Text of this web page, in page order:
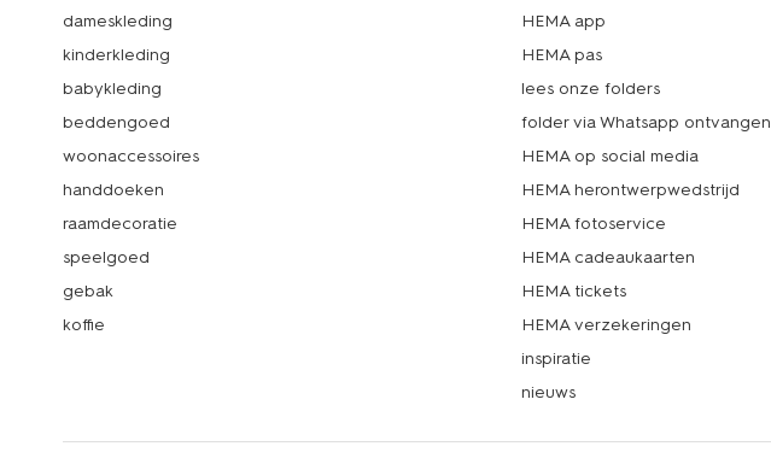
dameskleding
kinderkleding
babykleding
beddengoed
woonaccessoires
handdoeken
raamdecoratie
speelgoed
gebak
koffie
HEMA app
HEMA pas
lees onze folders
folder via Whatsapp ontvangen
HEMA op social media
HEMA herontwerpwedstrijd
HEMA fotoservice
HEMA cadeaukaarten
HEMA tickets
HEMA verzekeringen
inspiratie
nieuws